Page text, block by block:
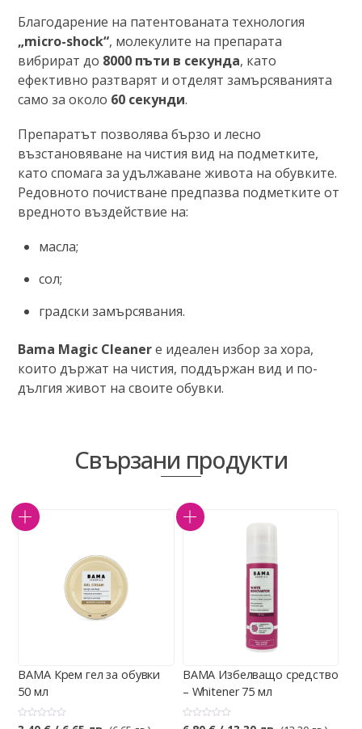
Благодарение на патентованата технология
„micro-shock“, молекулите на препарата
вибрират до 8000 пъти в секунда, като
ефективно разтварят и отделят замърсяванията
само за около 60 секунди.
Препаратът позволява бързо и лесно
възстановяване на чистия вид на подметките,
като спомага за удължаване живота на обувките.
Редовното почистване предпазва подметките от
вредното въздействие на:
масла;
сол;
градски замърсявания.
Bama Magic Cleanerе идеален избор за хора,
които държат на чистия, поддържан вид и по-
дългия живот на своите обувки.
Свързани продукти
BAMA Крем гел за обувки
50 мл
О
BAMA Избелващо средство
– Whitener 75 мл
О